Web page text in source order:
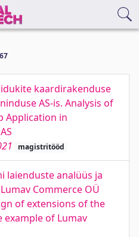
kaardirakenduse
AS-is. Analysis of
Application in
magistritööd
laienduste analüüs ja
Commerce OÜ
of extensions of the
example of Lumav